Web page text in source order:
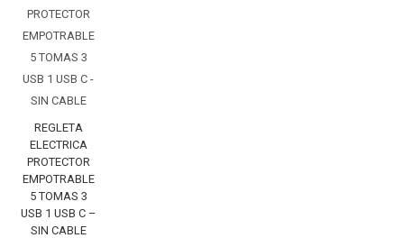
REGLETA
ELECTRICA
PROTECTOR
EMPOTRABLE
5 TOMAS 3
USB 1 USB C –
SIN CABLE
PROTECTOR
EMPOTRABLE
5
TOMAS
3
USB
1
USB
C
-
SIN